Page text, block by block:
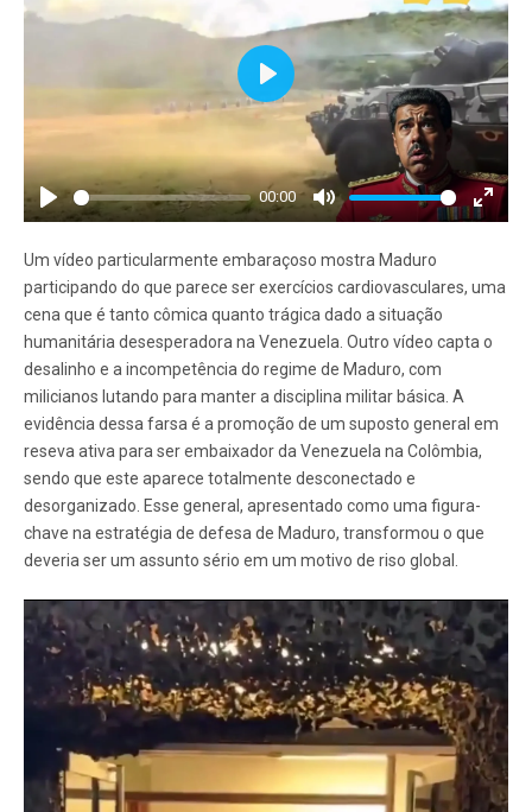
Play
00:00
Mute
Enter
Play
Um vídeo particularmente embaraçoso mostra Maduro
participando do que parece ser exercícios cardiovasculares, uma
cena que é tanto cômica quanto trágica dado a situação
humanitária desesperadora na Venezuela. Outro vídeo capta o
desalinho e a incompetência do regime de Maduro, com
milicianos lutando para manter a disciplina militar básica. A
evidência dessa farsa é a promoção de um suposto general em
reseva ativa para ser embaixador da Venezuela na Colômbia,
sendo que este aparece totalmente desconectado e
desorganizado. Esse general, apresentado como uma figura-
chave na estratégia de defesa de Maduro, transformou o que
deveria ser um assunto sério em um motivo de riso global.